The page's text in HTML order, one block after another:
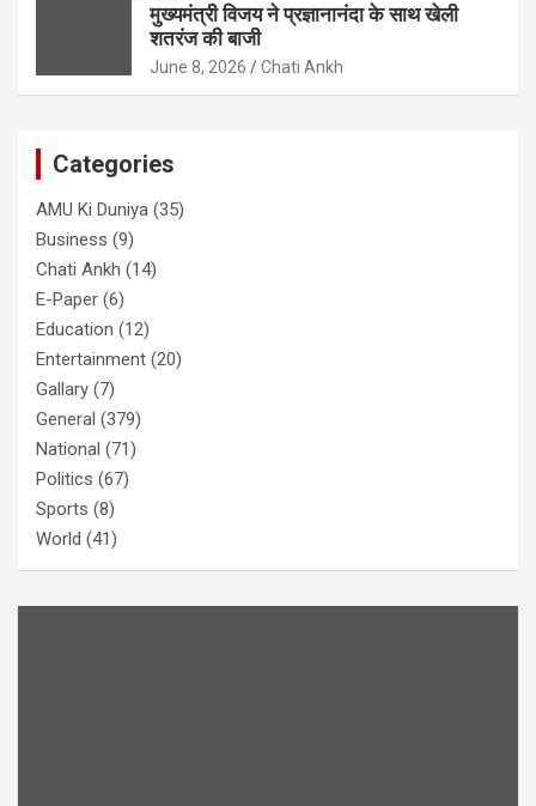
मुख्यमंत्री विजय ने प्रज्ञानानंदा के साथ खेली
शतरंज की बाजी
June 8, 2026 Chati Ankh
Categories
AMU Ki Duniya (35)
Business (9)
Chati Ankh (14)
E-Paper (6)
Education (12)
Entertainment (20)
Gallary (7)
General (379)
National (71)
Politics (67)
Sports (8)
World (41)